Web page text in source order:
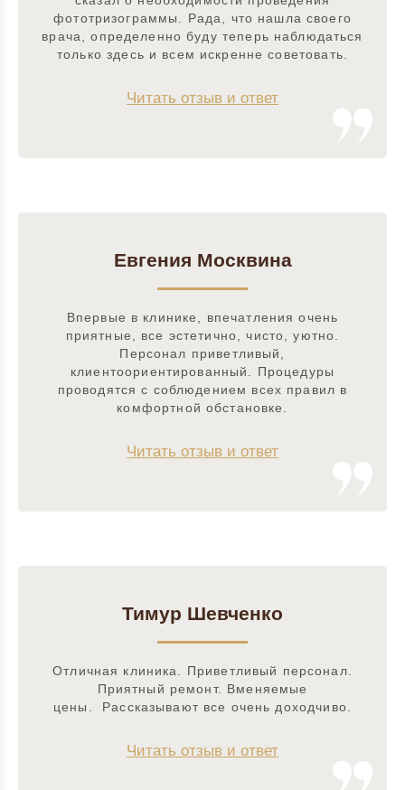
фототризограммы. Рада, что нашла своего
врача, определенно буду теперь наблюдаться
только здесь и всем искренне советовать.
Читать отзыв и ответ
Евгения Москвина
Впервые в клинике, впечатления очень
приятные, все эстетично, чисто, уютно.
Персонал приветливый,
клиентоориентированный. Процедуры
проводятся с соблюдением всех правил в
комфортной обстановке.
Читать отзыв и ответ
Тимур Шевченко
Отличная клиника. Приветливый персонал.
Приятный ремонт. Вменяемые
цены. Рассказывают все очень доходчиво.
Читать отзыв и ответ